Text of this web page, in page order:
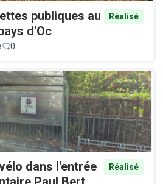
publiques au
d'Oc
Réalisé
0
dans l'entrée
Réalisé